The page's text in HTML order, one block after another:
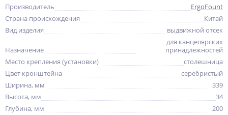
Производитель
ErgoFount
Страна происхождения
Китай
Вид изделия
выдвижной отсек
Назначение
для канцелярских
принадлежностей
Место крепления (установки)
столешница
Цвет кронштейна
серебристый
Ширина, мм
339
Высота, мм
34
Глубина, мм
200